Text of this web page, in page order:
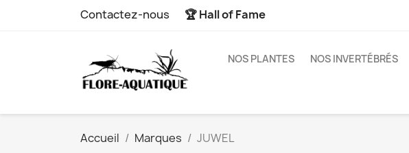
Contactez-nous 🏆 Hall of Fame
NOS PLANTES NOS INVERTÉBRÉS
Accueil Marques JUWEL